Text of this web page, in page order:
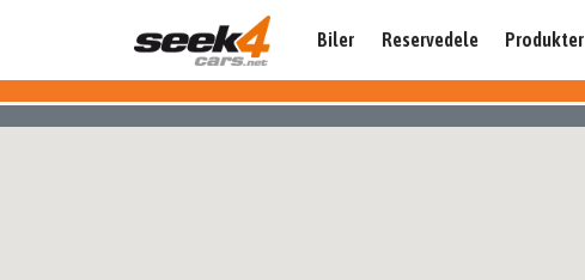
Biler Reservedele Produkter